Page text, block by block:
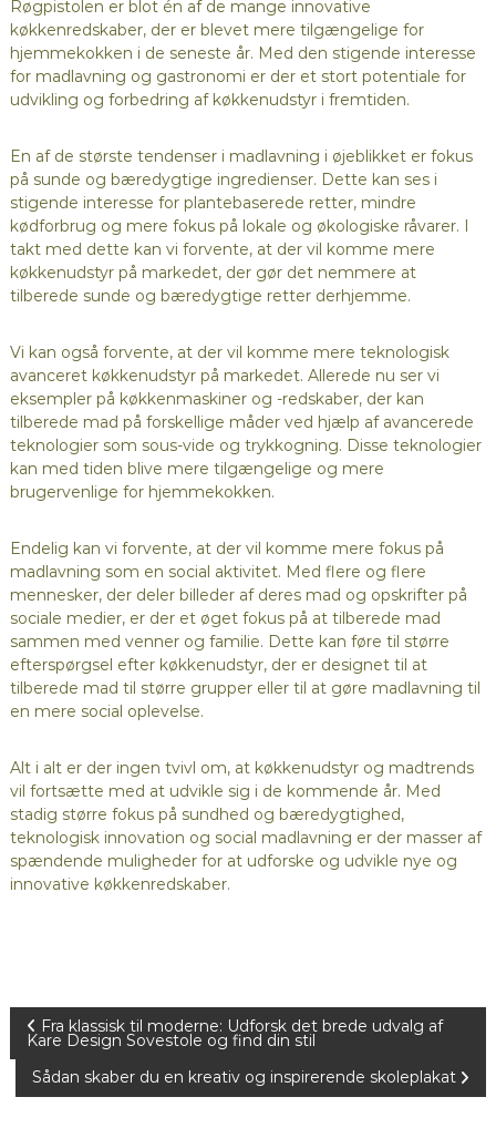
Røgpistolen er blot én af de mange innovative
køkkenredskaber, der er blevet mere tilgængelige for
hjemmekokken i de seneste år. Med den stigende interesse
for madlavning og gastronomi er der et stort potentiale for
udvikling og forbedring af køkkenudstyr i fremtiden.
En af de største tendenser i madlavning i øjeblikket er fokus
på sunde og bæredygtige ingredienser. Dette kan ses i
stigende interesse for plantebaserede retter, mindre
kødforbrug og mere fokus på lokale og økologiske råvarer. I
takt med dette kan vi forvente, at der vil komme mere
køkkenudstyr på markedet, der gør det nemmere at
tilberede sunde og bæredygtige retter derhjemme.
Vi kan også forvente, at der vil komme mere teknologisk
avanceret køkkenudstyr på markedet. Allerede nu ser vi
eksempler på køkkenmaskiner og -redskaber, der kan
tilberede mad på forskellige måder ved hjælp af avancerede
teknologier som sous-vide og trykkogning. Disse teknologier
kan med tiden blive mere tilgængelige og mere
brugervenlige for hjemmekokken.
Endelig kan vi forvente, at der vil komme mere fokus på
madlavning som en social aktivitet. Med flere og flere
mennesker, der deler billeder af deres mad og opskrifter på
sociale medier, er der et øget fokus på at tilberede mad
sammen med venner og familie. Dette kan føre til større
efterspørgsel efter køkkenudstyr, der er designet til at
tilberede mad til større grupper eller til at gøre madlavning til
en mere social oplevelse.
Alt i alt er der ingen tvivl om, at køkkenudstyr og madtrends
vil fortsætte med at udvikle sig i de kommende år. Med
stadig større fokus på sundhed og bæredygtighed,
teknologisk innovation og social madlavning er der masser af
spændende muligheder for at udforske og udvikle nye og
innovative køkkenredskaber.
Fra klassisk til moderne: Udforsk det brede udvalg af
Kare Design Sovestole og find din stil
Sådan skaber du en kreativ og inspirerende skoleplakat